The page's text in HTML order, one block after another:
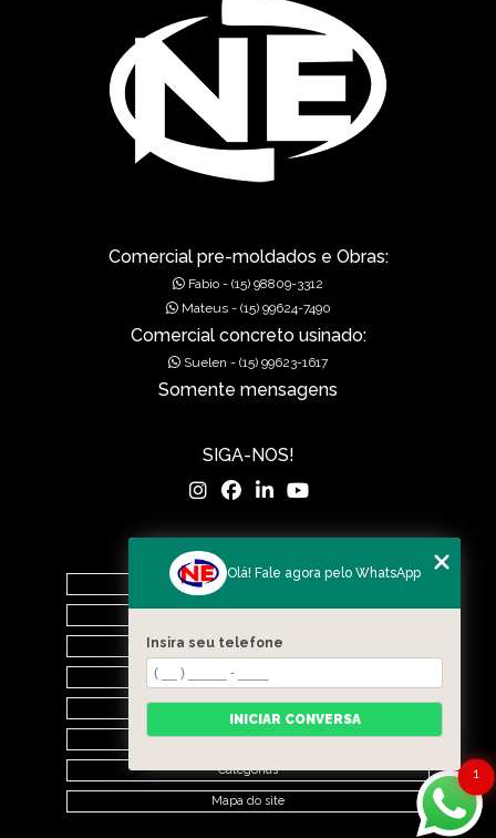
FÁBRICA DE PRÉ-MOLDADOS
GÁRGULAS PRÉ-MOLDADAS
GRELHAS PARA BOCA DE LEÃO
MUROS DE ALA PRÉ-MOLDADOS
MUROS EM CONCRETO
MUROS PRÉ FABRICADOS
PISOS DE CONCRETO
POÇOS DE VISITA PRÉ-MOLDADO
RAMPAS DE ACESSIBILIDADE PRÉ-MOLDADA
SERVIÇOS DE DRENAGEM
Comercial pre-moldados e Obras:
Fabio - (15) 98809-3312
Mateus - (15) 99624-7490
Comercial concreto usinado:
Suelen - (15) 99623-1617
Somente mensagens
SIGA-NOS!
Nova Era Concreto
Nova Era Pré Moldados
Contato
Categorias
Mapa do site
1
Olá! Fale agora pelo WhatsApp
Insira seu telefone
INICIAR CONVERSA